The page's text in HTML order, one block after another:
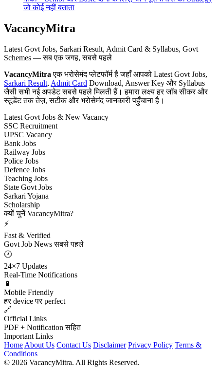
जो कोई नहीं बताता
VacancyMitra
Latest Govt Jobs, Sarkari Result, Admit Card & Syllabus, Govt
Schemes — सब एक जगह, सबसे पहले
VacancyMitra एक भरोसेमंद प्लेटफॉर्म है जहाँ आपको Latest Govt Jobs,
Sarkari Result, Admit Card Download, Answer Key और Syllabus
जैसी सभी नई अपडेट सबसे पहले मिलती हैं। हमारा लक्ष्य हर जॉब सीकर और
स्टूडेंट तक तेज़, सटीक और भरोसेमंद जानकारी पहुँचाना है।
Latest Govt Jobs & New Vacancy
SSC Recruitment
UPSC Vacancy
Bank Jobs
Railway Jobs
Police Jobs
Defence Jobs
Teaching Jobs
State Govt Jobs
Sarkari Yojana
Scholarship
क्यों चुनें VacancyMitra?
⚡
Fast & Verified
Govt Job News सबसे पहले
🕐
24×7 Updates
Real-Time Notifications
📱
Mobile Friendly
हर device पर perfect
🔗
Official Links
PDF + Notification सहित
Important Links
Home About Us Contact Us Disclaimer Privacy Policy Terms &
Conditions
© 2026 VacancyMitra. All Rights Reserved.